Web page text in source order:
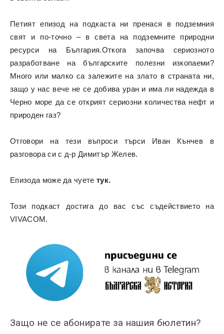
Петият епизод на подкаста ни пренася в подземния
свят и по-точно – в света на подземните природни
ресурси на България.Откога започва сериозното
разработване на българските полезни изкопаеми?
Много или малко са залежите на злато в страната ни,
защо у нас вече не се добива уран и има ли надежда в
Черно море да се открият сериозни количества нефт и
природен газ?
Отговори на тези въпроси търси Иван Кънчев в
разговора си с д-р Димитър Желев.
Епизода може да чуететук.
Този подкаст достига до вас със съдействието на
VIVACOM.
Защо не се абонирате за нашия бюлетин?